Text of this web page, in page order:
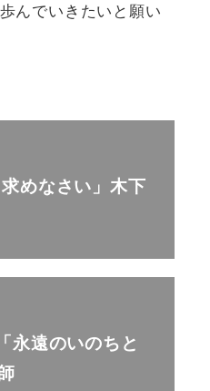
んでいきたいと願い
めなさい」木下
永遠のいのちと